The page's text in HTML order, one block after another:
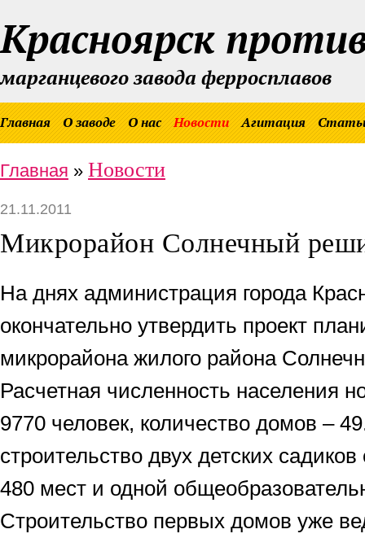
Красноярск
марганцевого завода ферросплавов
Главная О заводе О нас Новости Агитация
Главная » Новости
21.11.2011
Микрорайон Солнечный
На днях администрация города
окончательно утвердить проект
микрорайона жилого района
Расчетная численность населения
9770 человек, количество домов –
строительство двух детских
480 мест и одной
Строительство первых домов уже